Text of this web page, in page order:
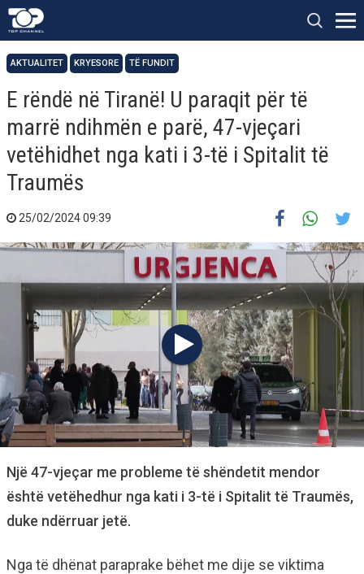
AKTUALITET KRYESORE TË FUNDIT
E rëndë në Tiranë! U paraqit për të
marrë ndihmën e parë, 47-vjeçari
vetëhidhet nga kati i 3-të i Spitalit të
Traumës
25/02/2024 09:39
Një 47-vjeçar me probleme të shëndetit mendor
është vetëhedhur nga kati i 3-të i Spitalit të Traumës,
duke ndërruar jetë.
Nga të dhënat paraprake bëhet me dije se viktima